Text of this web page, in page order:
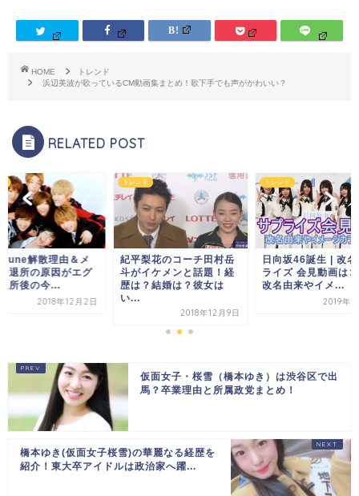
HOME
トレンド
浜辺美波が歌っているCM動画集まとめ！歌下手でも声がかわいい？
RELATED POST
解散理由＆メ
退所の原因がエグ
所後の今...
2018年12月2日
トレンド
紀平梨花のコーチ田村岳
斗がイケメンと話題！経
歴は？結婚は？彼女は
い...
2018年12月9日
トレンド
日向坂46誕生 | 改名
ライズ 会見動画は
改名由来やイメ...
2019年2
仮面女子・桜雪（橋本ゆき）は渋谷区で出
馬？卒業理由と所属政党まとめ！
橋本ゆき(仮面女子桜雪)の華麗なる経歴を
紹介！東大卒アイドルは政治家へ躍...